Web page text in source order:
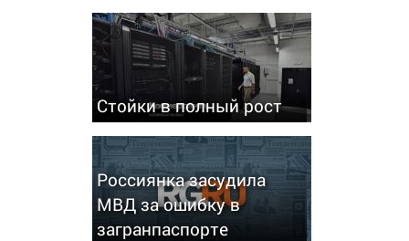
Стойки в полный рост
Россиянка засудила
МВД за ошибку в
загранпаспорте